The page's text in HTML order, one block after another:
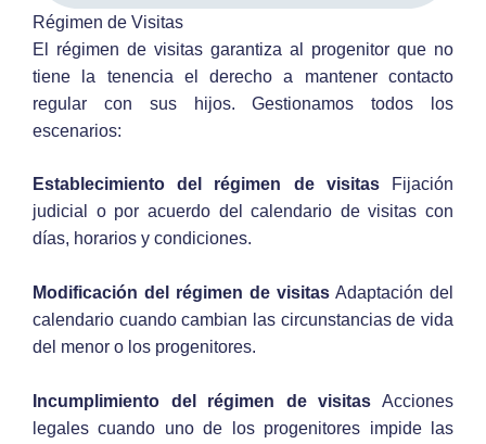
Régimen de Visitas
El régimen de visitas garantiza al progenitor que no
tiene la tenencia el derecho a mantener contacto
regular con sus hijos. Gestionamos todos los
escenarios:
Establecimiento del régimen de visitasFijación
judicial o por acuerdo del calendario de visitas con
días, horarios y condiciones.
Modificación del régimen de visitas Adaptación del
calendario cuando cambian las circunstancias de vida
del menor o los progenitores.
Incumplimiento del régimen de visitas Acciones
legales cuando uno de los progenitores impide las